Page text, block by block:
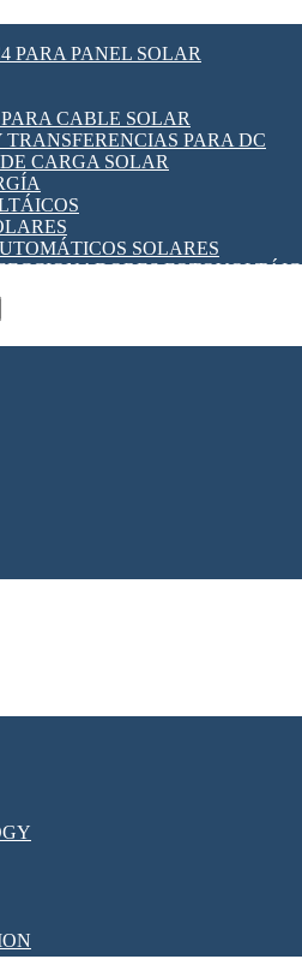
PARA PANEL SOLAR
CABLE SOLAR
PARA DC
CARGA SOLAR
SOLARES